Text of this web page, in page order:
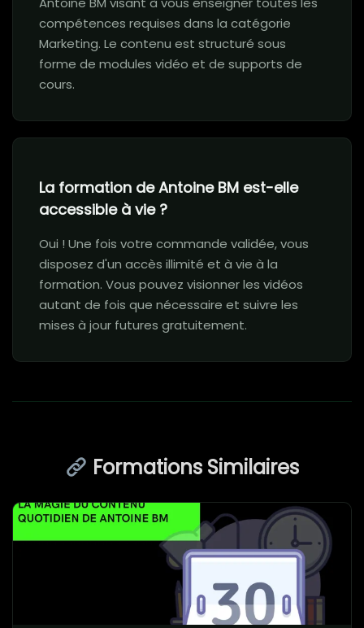
compétences requises dans la catégorie
Marketing. Le contenu est structuré sous
forme de modules vidéo et de supports de
cours.
La formation de Antoine BM est-elle
accessible à vie ?
Oui ! Une fois votre commande validée, vous
disposez d'un accès illimité et à vie à la
formation. Vous pouvez visionner les vidéos
autant de fois que nécessaire et suivre les
mises à jour futures gratuitement.
Formations Similaires